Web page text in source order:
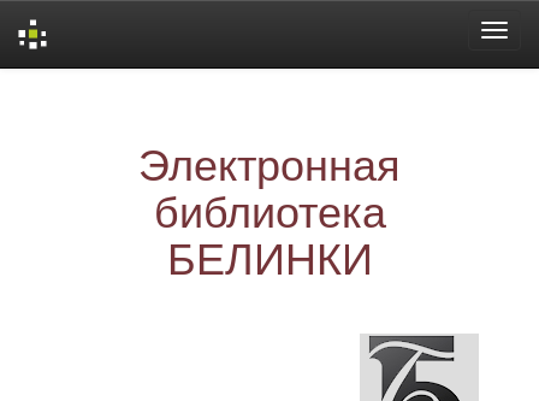
Электронная
библиотека
БЕЛИНКИ